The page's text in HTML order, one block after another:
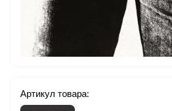
Артикул товара: